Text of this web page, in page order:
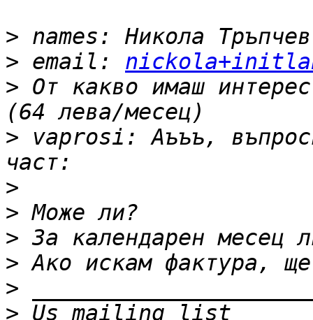
>
> email:
> От какво имаш
> vaprosi: Аъъъ,
>
>
>
>
>
>